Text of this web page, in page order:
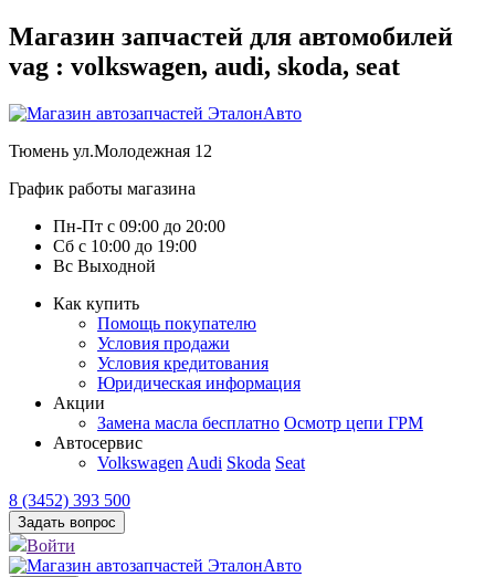
Магазин запчастей для автомобилей
vag : volkswagen, audi, skoda, seat
Тюмень ул.Молодежная 12
График работы магазина
Пн-Пт с 09:00 до 20:00
Сб с 10:00 до 19:00
Вс Выходной
Как купить
Помощь покупателю
Условия продажи
Условия кредитования
Юридическая информация
Акции
Замена масла бесплатно Осмотр цепи ГРМ
Автосервис
Volkswagen Audi Skoda Seat
8 (3452) 393 500
Задать вопрос
Войти